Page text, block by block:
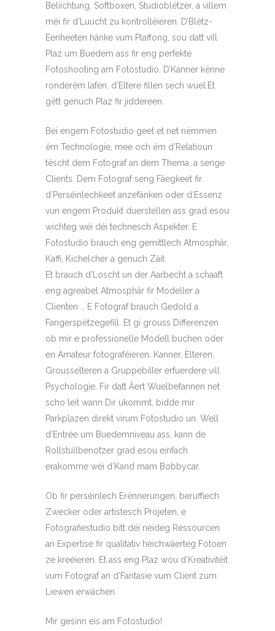
Beliichtung, Softboxen, Studioblëtzer, a villem
méi fir d’Luucht zu kontrolléieren. D’Blëtz-
Eenheeten hänke vum Plaffong, sou datt vill
Plaz um Buedem ass fir eng perfekte
Fotoshooting am Fotostudio. D’Kanner kënne
ronderëm lafen, d’Eltere fillen sech wuel.Et
gëtt genuch Plaz fir jiddereen.
Bei engem Fotostudio geet et net nëmmen
ëm Technologie, mee och ëm d’Relatioun
tëscht dem Fotograf an dem Thema, a senge
Clients. Dem Fotograf seng Fäegkeet fir
d’Perséinlechkeet anzefänken oder d’Essenz
vun engem Produkt duerstellen ass grad esou
wichteg wéi déi technesch Aspekter. E
Fotostudio brauch eng gemittlech Atmosphär,
Kaffi, Kichelcher a genuch Zäit.
Et brauch d’Loscht un der Aarbecht a schaaft
eng agreabel Atmosphär fir Modeller a
Clienten … E Fotograf brauch Gedold a
Fangerspëtzegefill. Et gi grouss Differenzen
ob mir e professionelle Modell buchen oder
en Amateur fotograféieren. Kanner, Elteren,
Grousselteren a Gruppebiller erfuerdere vill
Psychologie. Fir datt Äert Wuelbefannen net
scho leit wann Dir ukommt, bidde mir
Parkplazen direkt virum Fotostudio un. Well
d’Entrée um Buedemniveau ass, kann de
Rollstullbenotzer grad esou einfach
erakomme wéi d’Kand mam Bobbycar.
Ob fir perséinlech Erënnerungen, berufflech
Zwecker oder artistesch Projeten, e
Fotografiestudio bitt déi néideg Ressourcen
an Expertise fir qualitativ héichwäerteg Fotoen
ze kreéieren. Et ass eng Plaz wou d’Kreativitéit
vum Fotograf an d’Fantasie vum Client zum
Liewen erwächen.
Mir gesinn eis am Fotostudio!